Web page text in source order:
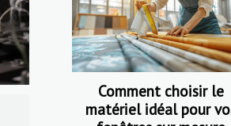
Comment choisir le
matériel idéal pour